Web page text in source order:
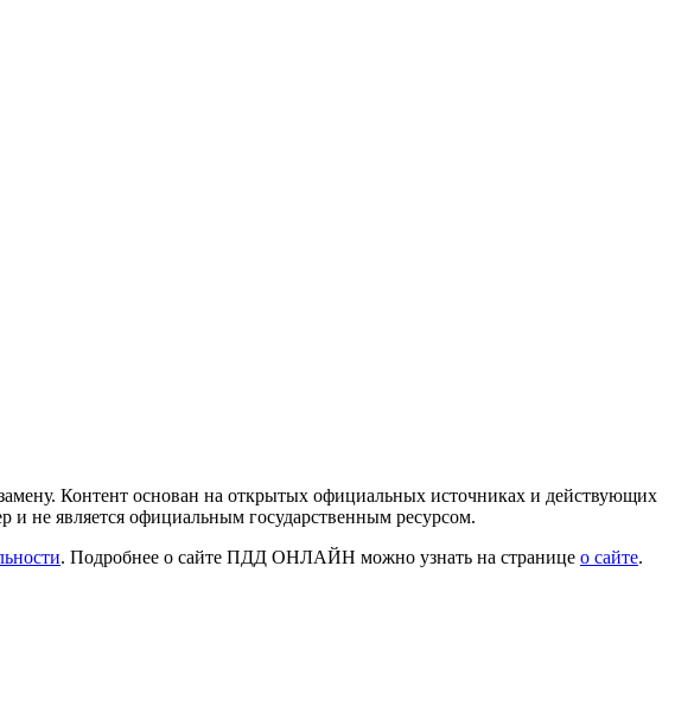
Контент основан на открытых официальных источниках и действующих
не является официальным государственным ресурсом.
. Подробнее о сайте ПДД ОНЛАЙН можно узнать на странице о сайте.